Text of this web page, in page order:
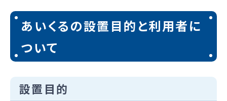
あいくるの設置目的と利用者に
ついて
設置目的